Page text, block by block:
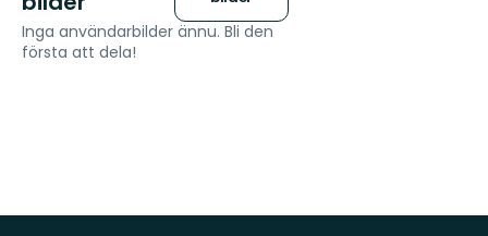
Inga användarbilder ännu. Bli den
första att dela!